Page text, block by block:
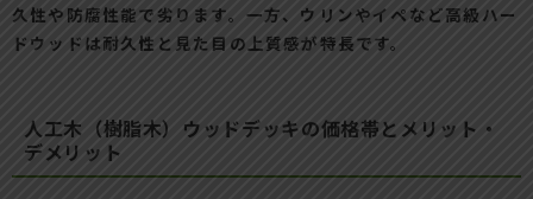
久性や防腐性能で劣ります。一方、ウリンやイペなど高級ハー
ドウッドは耐久性と見た目の上質感が特長です。
人工木（樹脂木）ウッドデッキの価格帯とメリット・
デメリット